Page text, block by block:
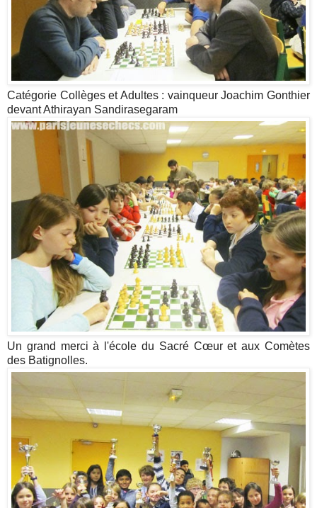
Catégorie Collèges et Adultes : vainqueur Joachim Gonthier
devant Athirayan Sandirasegaram
Un grand merci à l'école du Sacré Cœur et aux Comètes
des Batignolles.